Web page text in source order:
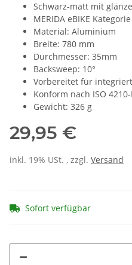
Schwarz-matt mit
MERIDA eBIKE
Material: Aluminium
Breite: 780 mm
Durchmesser: 35mm
Backsweep: 10°
Vorbereitet für
Konform nach ISO
Gewicht: 326 g
29,95 €
inkl. 19% USt. , zzgl. Versand
Sofort verfügbar